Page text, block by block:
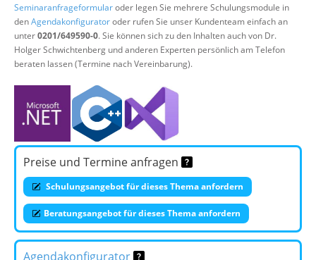
Seminaranfrageformularoder legen Sie mehrere Schulungsmodule in
denAgendakonfiguratoroder rufen Sie unser Kundenteam einfach an
unter0201/649590-0. Sie können sich zu den Inhalten auch von Dr.
Holger Schwichtenberg und anderen Experten persönlich am Telefon
beraten lassen (Termine nach Vereinbarung).
Preise und Termine anfragen
Schulungsangebot für dieses Thema anfordern
Beratungsangebot für dieses Thema anfordern
Agendakonfigurator